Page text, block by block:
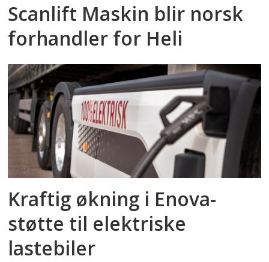
Scanlift Maskin blir norsk
forhandler for Heli
Kraftig økning i Enova-
støtte til elektriske
lastebiler